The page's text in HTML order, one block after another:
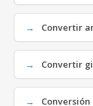
Convertir
Convertir